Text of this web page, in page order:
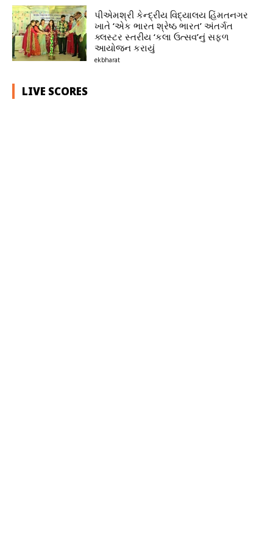
પીએમશ્રી કેન્દ્રીય વિદ્યાલય હિંમતનગર
ખાતે ‘એક ભારત શ્રેષ્ઠ ભારત’ અંતર્ગત
ક્લસ્ટર સ્તરીય ‘કલા ઉત્સવ’નું સફળ
આયોજન કરાયું
ekbharat
LIVE SCORES